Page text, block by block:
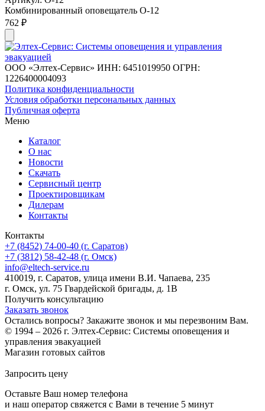
Комбинированный оповещатель О-12
762 ₽
ООО «Элтех-Сервис» ИНН: 6451019950 ОГРН:
1226400004093
Политика конфиденциальности
Условия обработки персональных данных
Публичная оферта
Меню
Каталог
О нас
Новости
Скачать
Сервисный центр
Проектировщикам
Дилерам
Контакты
Контакты
+7 (8452) 74-00-40 (г. Саратов)
+7 (3812) 58-42-48 (г. Омск)
info@eltech-service.ru
410019, г. Саратов, улица имени В.И. Чапаева, 235
г. Омск, ул. 75 Гвардейской бригады, д. 1В
Получить консультацию
Заказать звонок
Остались вопросы? Закажите звонок и мы перезвоним Вам.
© 1994 – 2026 г. Элтех-Сервис: Системы оповещения и
управления эвакуацией
Магазин готовых сайтов
Запросить цену
Оставьте Ваш номер телефона
и наш оператор свяжется с Вами в течение 5 минут